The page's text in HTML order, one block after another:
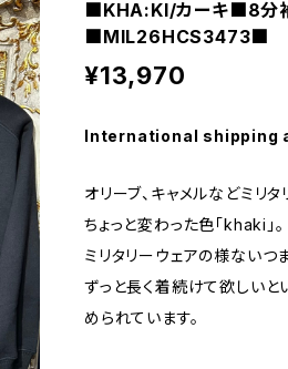
■KHA:KI/カーキ■8分袖
■MIL26HCS3473■
¥13,970
International shipping
オリーブ、キャメルなどミリ
ちょっと変わった色「khaki」。
ミリタリーウェアの様ないつ
ずっと長く着続けて欲しいと
められています。